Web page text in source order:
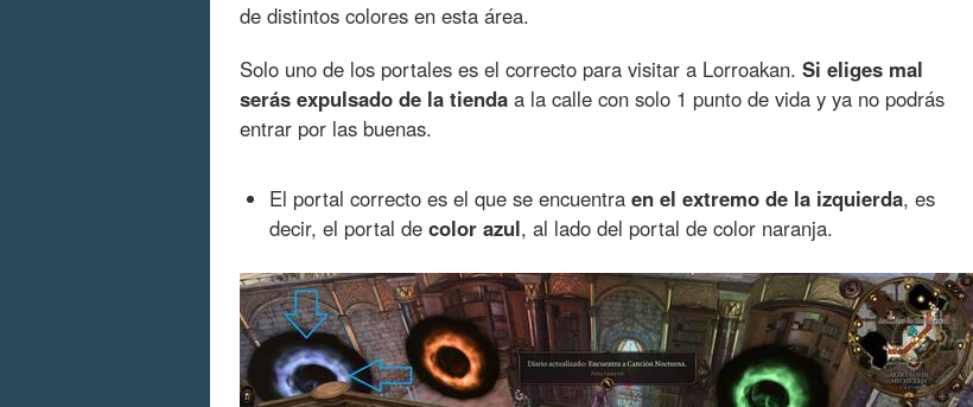
de distintos colores en esta área.
Solo uno de los portales es el correcto para visitar a Lorroakan. Si eliges mal
serás expulsado de la tienda a la calle con solo 1 punto de vida y ya no podrás
entrar por las buenas.
El portal correcto es el que se encuentra en el extremo de la izquierda, es
decir, el portal de color azul, al lado del portal de color naranja.